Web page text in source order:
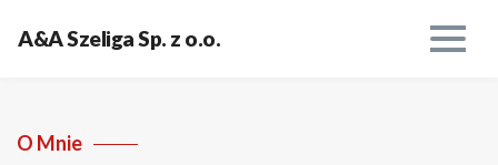
A&A Szeliga Sp. z o.o.
O Mnie